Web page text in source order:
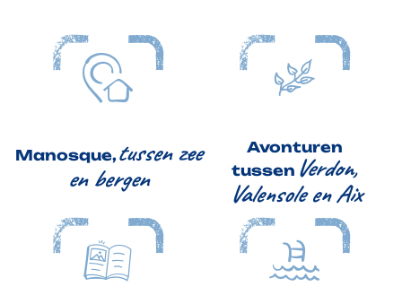
Manosque,tussen zee
en bergen
Avonturen
tussen Verdon,
Valensole en Aix